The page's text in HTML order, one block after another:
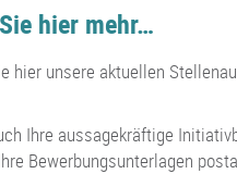
hier mehr…
hier unsere aktuellen
Ihre aussagekräftige
Bewerbungsunterlagen